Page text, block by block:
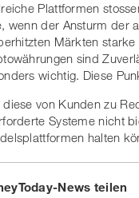
Plattformen
wenn der Ansturm der
Märkten
sind
wichtig. Diese
diese von Kunden zu
Systeme nicht
halten
News teilen